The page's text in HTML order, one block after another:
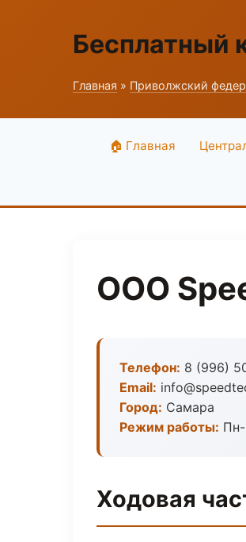
Бесплатный
Главная » Приволжский
🏠 Главная
ООО
Телефон: 8 (996)
Email:
Город: Самара
Режим работы:
Ходовая